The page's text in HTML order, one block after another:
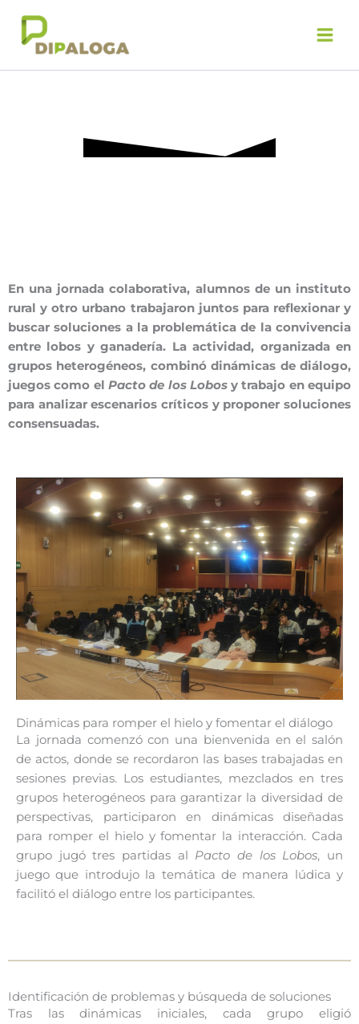
contenido
En una jornada colaborativa, alumnos de un instituto
rural y otro urbano trabajaron juntos para reflexionar y
buscar soluciones a la problemática de la convivencia
entre lobos y ganadería. La actividad, organizada en
grupos heterogéneos, combinó dinámicas de diálogo,
juegos como el Pacto de los Lobosy trabajo en equipo
para analizar escenarios críticos y proponer soluciones
consensuadas.
Dinámicas para romper el hielo y fomentar el diálogo
La jornada comenzó con una bienvenida en el salón
de actos, donde se recordaron las bases trabajadas en
sesiones previas. Los estudiantes, mezclados en tres
grupos heterogéneos para garantizar la diversidad de
perspectivas, participaron en dinámicas diseñadas
para romper el hielo y fomentar la interacción. Cada
grupo jugó tres partidas al Pacto de los Lobos, un
juego que introdujo la temática de manera lúdica y
facilitó el diálogo entre los participantes.
Identificación de problemas y búsqueda de soluciones
Tras las dinámicas iniciales, cada grupo eligió